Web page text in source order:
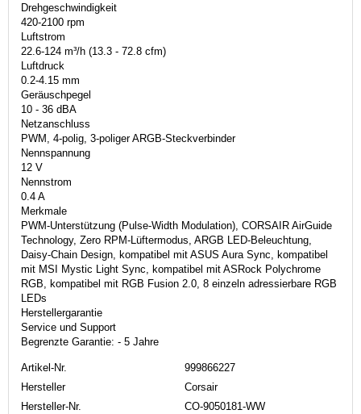
Drehgeschwindigkeit
420-2100 rpm
Luftstrom
22.6-124 m³/h (13.3 - 72.8 cfm)
Luftdruck
0.2-4.15 mm
Geräuschpegel
10 - 36 dBA
Netzanschluss
PWM, 4-polig, 3-poliger ARGB-Steckverbinder
Nennspannung
12 V
Nennstrom
0.4 A
Merkmale
PWM-Unterstützung (Pulse-Width Modulation), CORSAIR AirGuide
Technology, Zero RPM-Lüftermodus, ARGB LED-Beleuchtung,
Daisy-Chain Design, kompatibel mit ASUS Aura Sync, kompatibel
mit MSI Mystic Light Sync, kompatibel mit ASRock Polychrome
RGB, kompatibel mit RGB Fusion 2.0, 8 einzeln adressierbare RGB
LEDs
Herstellergarantie
Service und Support
Begrenzte Garantie: - 5 Jahre
Artikel-Nr.
999866227
Hersteller
Corsair
Hersteller-Nr.
CO-9050181-WW